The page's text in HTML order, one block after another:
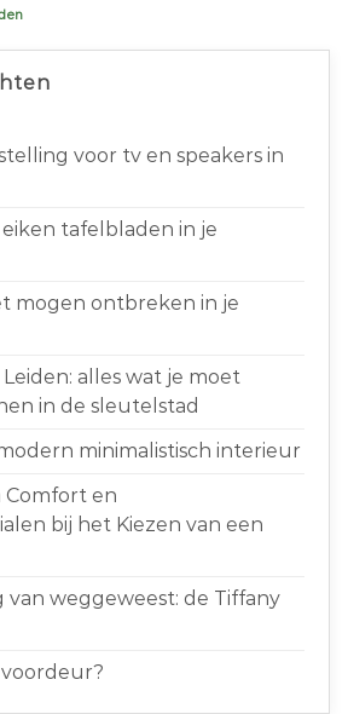
voor tv en speakers in
tafelbladen in je
mogen ontbreken in je
alles wat je moet
in de sleutelstad
minimalistisch interieur
Comfort en
bij het Kiezen van een
weggeweest: de Tiffany